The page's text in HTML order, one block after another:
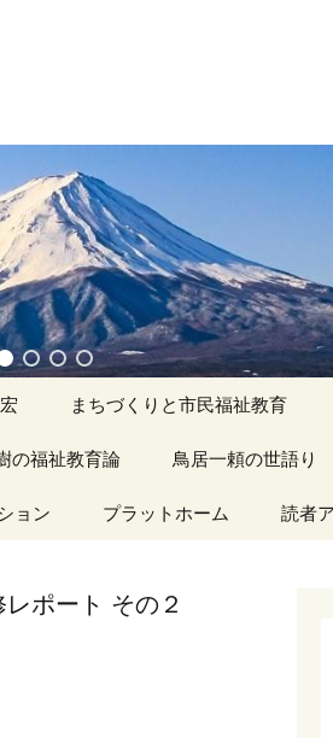
まちづくりと市民福祉教育
アーカイブ（１）
アーカイブ（３）
記事（101）～
の福祉教育論
ブ（１）
鳥居一頼の世語り
アーカイブ（１）
2019/07/17～12/31
ョン プラットホーム 読者
ポート その２